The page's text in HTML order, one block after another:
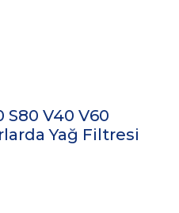
S80 V40 V60
Yağ Filtresi